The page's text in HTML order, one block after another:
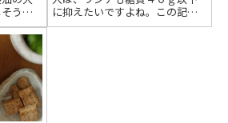
うな
みた
二製
でき
法を
二製
に抑えたいですよね。この記事
では、ローソンで、糖質を４０